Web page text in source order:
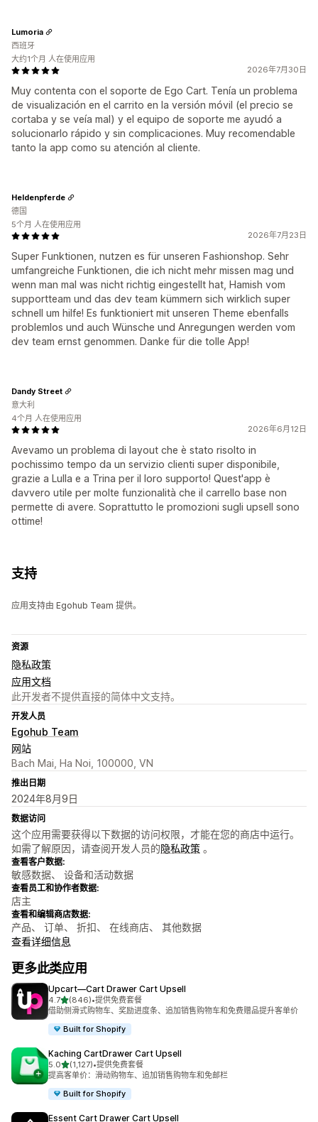
2026年7月30日
Muy contenta con el soporte de Ego Cart. Tenía un problema
de visualización en el carrito en la versión móvil (el precio se
cortaba y se veía mal) y el equipo de soporte me ayudó a
solucionarlo rápido y sin complicaciones. Muy recomendable
tanto la app como su atención al cliente.
Lumoria
西班牙
大约1个月 人在使用应用
2026年7月23日
Super Funktionen, nutzen es für unseren Fashionshop. Sehr
umfangreiche Funktionen, die ich nicht mehr missen mag und
wenn man mal was nicht richtig eingestellt hat, Hamish vom
supportteam und das dev team kümmern sich wirklich super
schnell um hilfe! Es funktioniert mit unseren Theme ebenfalls
problemlos und auch Wünsche und Anregungen werden vom
dev team ernst genommen. Danke für die tolle App!
Heldenpferde
德国
5个月 人在使用应用
2026年6月12日
Avevamo un problema di layout che è stato risolto in
pochissimo tempo da un servizio clienti super disponibile,
grazie a Lulla e a Trina per il loro supporto! Quest'app è
davvero utile per molte funzionalità che il carrello base non
permette di avere. Soprattutto le promozioni sugli upsell sono
ottime!
Dandy Street
意大利
4个月 人在使用应用
支持
应用支持由 Egohub Team 提供。
资源
隐私政策
应用文档
此开发者不提供直接的简体中文支持。
开发人员
Egohub Team
网站
Bach Mai, Ha Noi, 100000, VN
推出日期
2024年8月9日
数据访问
这个应用需要获得以下数据的访问权限，才能在您的商店中运行。
如需了解原因，请查阅开发人员的隐私政策 。
查看客户数据:
敏感数据、 设备和活动数据
查看员工和协作者数据:
店主
查看和编辑商店数据:
产品、 订单、 折扣、 在线商店、 其他数据
查看详细信息
更多此类应用
Upcart—Cart Drawer Cart Upsell
4.7星（满分 5 星）
(846)
总共 846 条评论
•提供免费套餐
借助侧滑式购物车、奖励进度条、追加销售购物车和免费赠品提升客单价
Built for Shopify
Kaching CartDrawer Cart Upsell
5.0星（满分 5 星）
(1,127)
总共 1127 条评论
•提供免费套餐
提高客单价：滑动购物车、追加销售购物车和免邮栏
Built for Shopify
Essent Cart Drawer Cart Upsell